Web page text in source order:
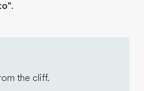
.
the cliff.